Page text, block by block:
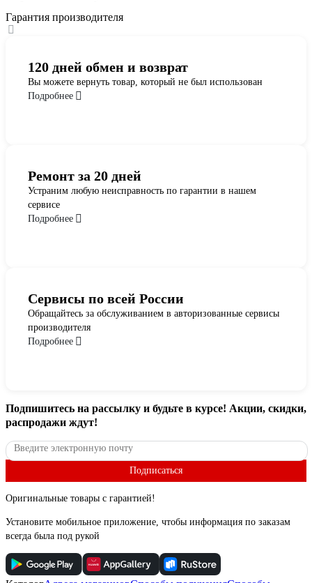
Гарантия производителя
120 дней обмен и возврат
Вы можете вернуть товар, который не был использован
Подробнее
Ремонт за 20 дней
Устраним любую неисправность по гарантии в нашем
сервисе
Подробнее
Сервисы по всей России
Обращайтесь за обслуживанием в авторизованные сервисы
производителя
Подробнее
Подпишитесь на рассылку и будьте в курсе! Акции, скидки,
распродажи ждут!
Подписаться
Оригинальные товары с гарантией!
Установите мобильное приложение, чтобы информация по заказам
всегда была под рукой